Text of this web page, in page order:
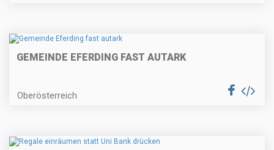
GEMEINDE EFERDING FAST AUTARK
Oberösterreich